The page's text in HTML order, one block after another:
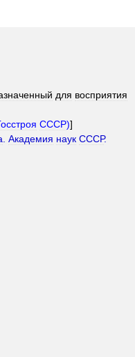
для восприятия
СССР)]
Академия наук СССР.